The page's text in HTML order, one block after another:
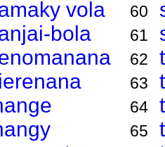
vola
bola
60
61
62
63
64
65